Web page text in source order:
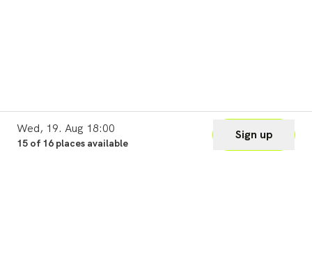
Wed, 19. Aug 18:00
15 of 16 places available
Sign up